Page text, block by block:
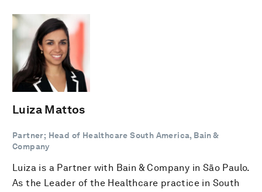
Luiza Mattos
Partner; Head of Healthcare South America, Bain &
Company
Luiza is a Partner with Bain & Company in São Paulo.
As the Leader of the Healthcare practice in South